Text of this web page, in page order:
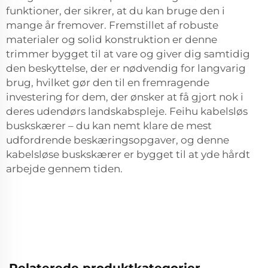
funktioner, der sikrer, at du kan bruge den i
mange år fremover. Fremstillet af robuste
materialer og solid konstruktion er denne
trimmer bygget til at vare og giver dig samtidig
den beskyttelse, der er nødvendig for langvarig
brug, hvilket gør den til en fremragende
investering for dem, der ønsker at få gjort nok i
deres udendørs landskabspleje. Feihu kabelsløs
buskskærer – du kan nemt klare de mest
udfordrende beskæringsopgaver, og denne
kabelsløse buskskærer er bygget til at yde hårdt
arbejde gennem tiden.